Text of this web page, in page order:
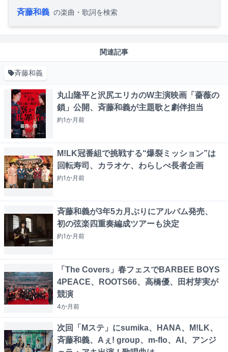
斉藤和義 の楽曲・歌詞を検索
関連記事
斉藤和義
丸山隆平と沢尻エリカのW主演映画「薔薇の
鎖」公開、斉藤和義が主題歌と劇伴担当
約1か月前
M!LK冠番組で挑戦する“爆裂ミッション”は
回転寿司、カラオケ、わらしべ長者企画
約1か月前
斉藤和義が3年5カ月ぶりにアルバム発売、
初の弦楽四重奏編成ツアーも決定
約1か月前
「The Covers」春フェスでBARBEE BOYS
4PEACE、ROOTS66、高橋優、田村芽実が
競演
4か月前
次回「Mステ」にsumika、HANA、M!LK、
斉藤和義、Aぇ! group、m-flo、AI、アンジ